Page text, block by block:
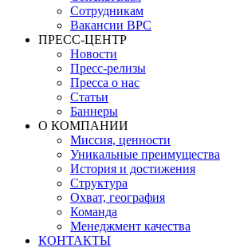
Сотрудникам
Вакансии BPC
ПРЕСС-ЦЕНТР
Новости
Пресс-релизы
Пресса о нас
Статьи
Баннеры
О КОМПАНИИ
Миссия, ценности
Уникальные преимущества
История и достижения
Структура
Охват, география
Команда
Менеджмент качества
КОНТАКТЫ